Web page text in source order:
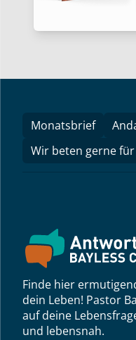
Monatsbrief
Wir beten gerne
Finde hier
dein Leben! Pastor
auf deine
und lebensnah.